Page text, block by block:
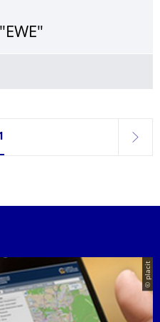
1, aktuell ausgewählt
weiter
© placit